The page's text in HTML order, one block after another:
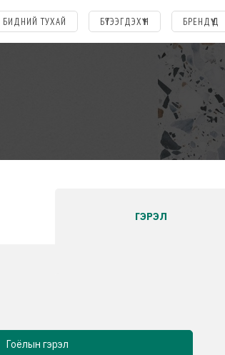
БИДНИЙ ТУХАЙ БҮТЭЭГДЭХҮҮН БРЕНДҮҮД
ГЭРЭЛ
Гоёлын гэрэл